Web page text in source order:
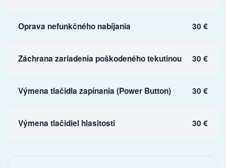
Oprava nefunkčného nabíjania 30 €
Záchrana zariadenia poškodeného tekutinou 30 €
Výmena tlačidla zapínania (Power Button) 30 €
Výmena tlačidiel hlasitosti 30 €